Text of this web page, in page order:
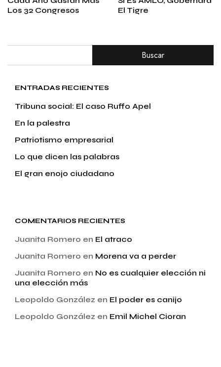
Los 32 Congresos
El Tigre
Buscar
ENTRADAS RECIENTES
Tribuna social: El caso Ruffo Apel
En la palestra
Patriotismo empresarial
Lo que dicen las palabras
El gran enojo ciudadano
COMENTARIOS RECIENTES
Juanita Romero en El atraco
Juanita Romero en Morena va a perder
Juanita Romero en No es cualquier elección ni
una elección más
Leopoldo González en El poder es canijo
Leopoldo González en Emil Michel Cioran